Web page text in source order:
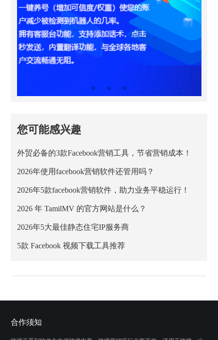
您可能感兴趣
外贸必备的3款Facebook营销工具，节省营销成本！
2026年使用facebook营销软件还管用吗？
2026年5款facebook营销软件，助力业务平稳运行！
2026 年 TamilMV 的官方网站是什么？
2026年5大最佳静态住宅IP服务商
5款 Facebook 视频下载工具推荐
合作须知